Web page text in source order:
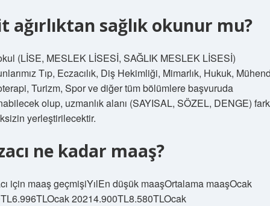
ağırlıktan sağlık okunur mu?
(LİSE, MESLEK LİSESİ, SAĞLIK MESLEK LİSESİ)
Tıp, Eczacılık, Diş Hekimliği, Mimarlık, Hukuk,
Turizm, Spor ve diğer tüm bölümlere başvuruda
olup, uzmanlık alanı (SAYISAL, SÖZEL, DENGE) fark
yerleştirilecektir.
ne kadar maaş?
için maaş geçmişiYılEn düşük maaşOrtalama maaşOcak
20214.900TL8.580TLOcak